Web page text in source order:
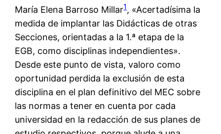
María Elena Barroso Millar1, «Acertadísima la
medida de implantar las Didácticas de otras
Secciones, orientadas a la 1.ª etapa de la
EGB, como disciplinas independientes».
Desde este punto de vista, valoro como
oportunidad perdida la exclusión de esta
disciplina en el plan definitivo del MEC sobre
las normas a tener en cuenta por cada
universidad en la redacción de sus planes de